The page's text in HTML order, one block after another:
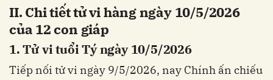
II. Chi tiết tử vi hàng ngày 10/5/2026
của 12 con giáp
1. Tử vi tuổi Tý ngày 10/5/2026
Tiếp nối tử vi ngày 9/5/2026, nay Chính ấn chiếu